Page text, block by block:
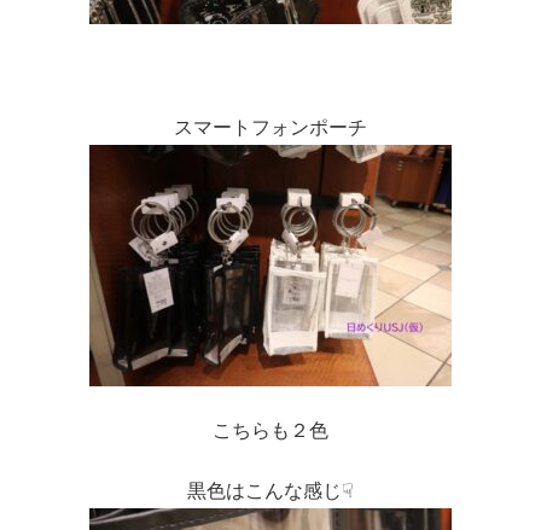
スマートフォンポーチ
こちらも２色
黒色はこんな感じ☟